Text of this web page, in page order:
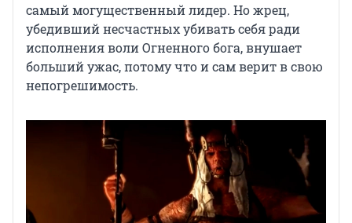
самый могущественный лидер. Но жрец,
убедивший несчастных убивать себя ради
исполнения воли Огненного бога, внушает
больший ужас, потому что и сам верит в свою
непогрешимость.